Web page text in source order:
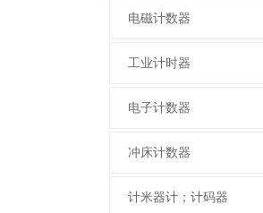
电磁计数器
工业计时器
电子计数器
冲床计数器
计米器计；计码器